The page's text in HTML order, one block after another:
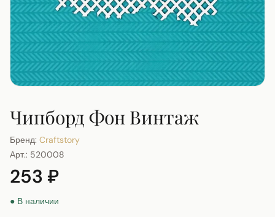
Чипборд Фон Винтаж
Бренд: Craftstory
Арт.: 520008
253 ₽
● В наличии